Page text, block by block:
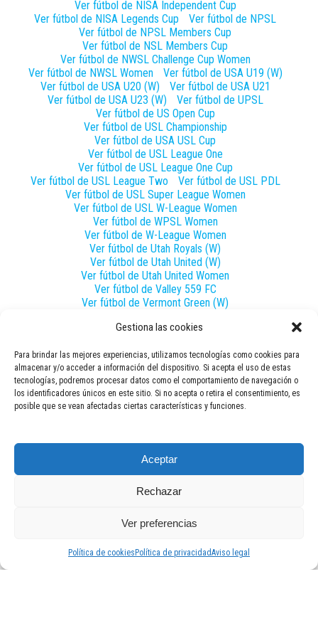
Gestiona las cookies
Para brindar las mejores experiencias, utilizamos tecnologías como cookies para
almacenar y/o acceder a información del dispositivo. Si acepta el uso de estas
tecnologías, podremos procesar datos como el comportamiento de navegación o
los identificadores únicos en este sitio. Si no acepta o retira el consentimiento, es
posible que se vean afectadas ciertas características y funciones.
Aceptar
Rechazar
Ver preferencias
Política de cookies Política de privacidadAviso legal
Ver fútbol de NISA Independent Cup
Ver fútbol de NISA Legends Cup Ver fútbol de NPSL
Ver fútbol de NPSL Members Cup
Ver fútbol de NSL Members Cup
Ver fútbol de NWSL Challenge Cup Women
Ver fútbol de NWSL Women Ver fútbol de USA U19 (W)
Ver fútbol de USA U20 (W) Ver fútbol de USA U21
Ver fútbol de USA U23 (W) Ver fútbol de UPSL
Ver fútbol de US Open Cup
Ver fútbol de USL Championship
Ver fútbol deUSA USL Cup
Ver fútbol de USL League One
Ver fútbol de USL League One Cup
Ver fútbol de USL League Two Ver fútbol de USL PDL
Ver fútbol de USL Super League Women
Ver fútbol de USL W-League Women
Ver fútbol de WPSL Women
Ver fútbol de W-League Women
Ver fútbol deUtah Royals (W)
Ver fútbol de Utah United (W)
Ver fútbol deUtah United Women
Ver fútbol de Valley 559 FC
Ver fútbol deVermont Green (W)
Virginia Development Academy (W)
Ver fútbol deWest Seattle Rhodies FC (W)
Ver fútbol deWest Seattle Rhodies FC Women
Ver fútbol de Westchester SC
Ver fútbol de
CONCACAF Ver fútbol de
FIFA
Ver fútbol de
Ver fútbol de
CONMEBOL Ver fútbol de
OFC
Ver fútbol de
Copyright 2025 Sports-me.com Todos los derechos reservados.
Aviso legal|Política de privacidad|Política de cookies